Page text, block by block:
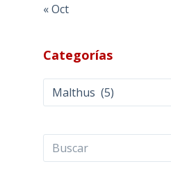
« Oct
Categorías
Categorías